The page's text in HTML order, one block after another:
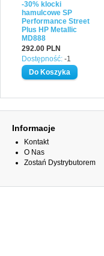
-30% klocki
hamulcowe SP
Performance Street
Plus HP Metallic
MD888
292.00 PLN
Dostępność: -1
Informacje
Kontakt
O Nas
Zostań Dystrybutorem